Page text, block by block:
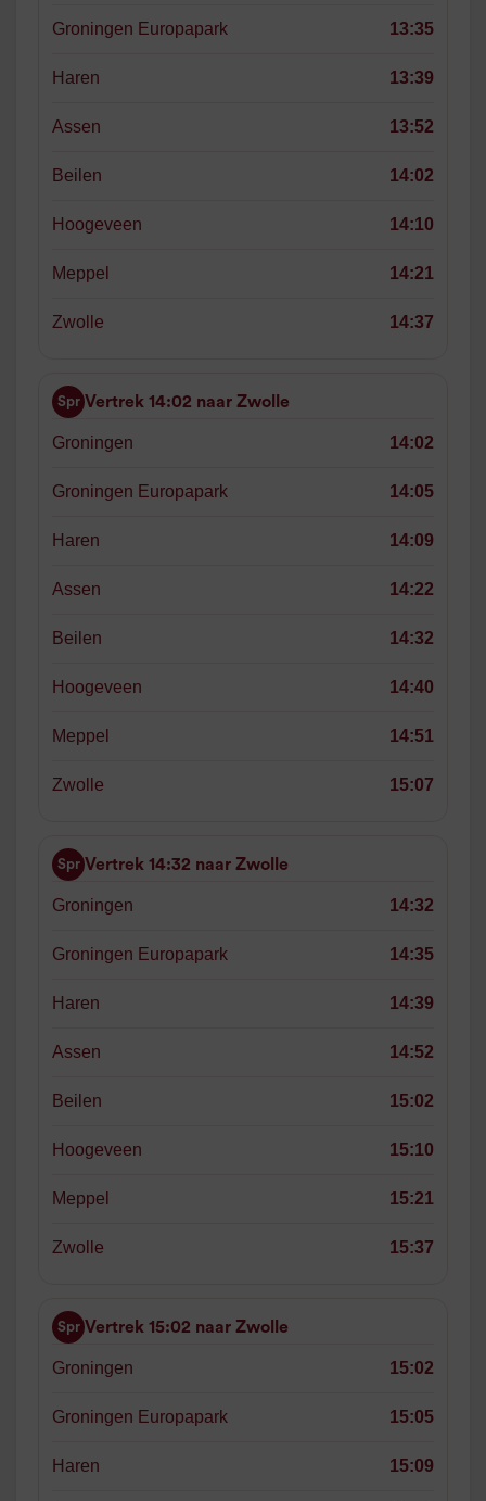
Groningen Europapark 13:35
Haren 13:39
Assen 13:52
Beilen 14:02
Hoogeveen 14:10
Meppel 14:21
Zwolle 14:37
Spr Vertrek 14:02 naar Zwolle
Groningen 14:02
Groningen Europapark 14:05
Haren 14:09
Assen 14:22
Beilen 14:32
Hoogeveen 14:40
Meppel 14:51
Zwolle 15:07
Spr Vertrek 14:32 naar Zwolle
Groningen 14:32
Groningen Europapark 14:35
Haren 14:39
Assen 14:52
Beilen 15:02
Hoogeveen 15:10
Meppel 15:21
Zwolle 15:37
Spr Vertrek 15:02 naar Zwolle
Groningen 15:02
Groningen Europapark 15:05
Haren 15:09